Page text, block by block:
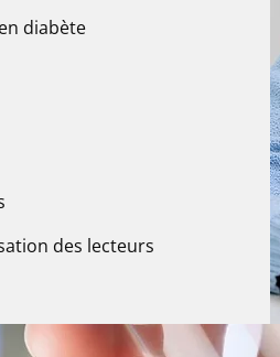
diabète
des lecteurs